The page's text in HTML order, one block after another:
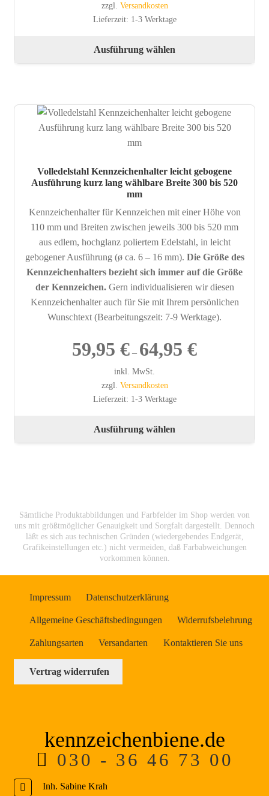
zzgl. Versandkosten
Lieferzeit: 1-3 Werktage
Ausführung wählen
Volledelstahl Kennzeichenhalter leicht gebogene
Ausführung kurz lang wählbare Breite 300 bis 520
mm
Kennzeichenhalter für Kennzeichen mit einer Höhe von
110 mm und Breiten zwischen jeweils 300 bis 520 mm
aus edlem, hochglanz poliertem Edelstahl, in leicht
gebogener Ausführung (ø ca. 6 – 16 mm). Die Größe des
Kennzeichenhalters bezieht sich immer auf die Größe
der Kennzeichen.Gern individualisieren wir diesen
Kennzeichenhalter auch für Sie mit Ihrem persönlichen
Wunschtext (Bearbeitungszeit: 7-9 Werktage).
59,95 € – 64,95 €
inkl. MwSt.
zzgl. Versandkosten
Lieferzeit: 1-3 Werktage
Ausführung wählen
Sämtliche Produktabbildungen und Farbfelder im Shop werden von
uns mit größtmöglicher Genauigkeit und Sorgfalt dargestellt. Dennoch
läßt es sich aus technischen Gründen (wiedergebendes Endgerät,
Grafikeinstellungen etc.) nicht vermeiden, daß Farbabweichungen
vorkommen können.
Impressum Datenschutzerklärung
Allgemeine Geschäftsbedingungen Widerrufsbelehrung
Zahlungsarten Versandarten Kontaktieren Sie uns
Vertrag widerrufen
kennzeichenbiene.de
030 - 36 46 73 00
Inh. Sabine Krah